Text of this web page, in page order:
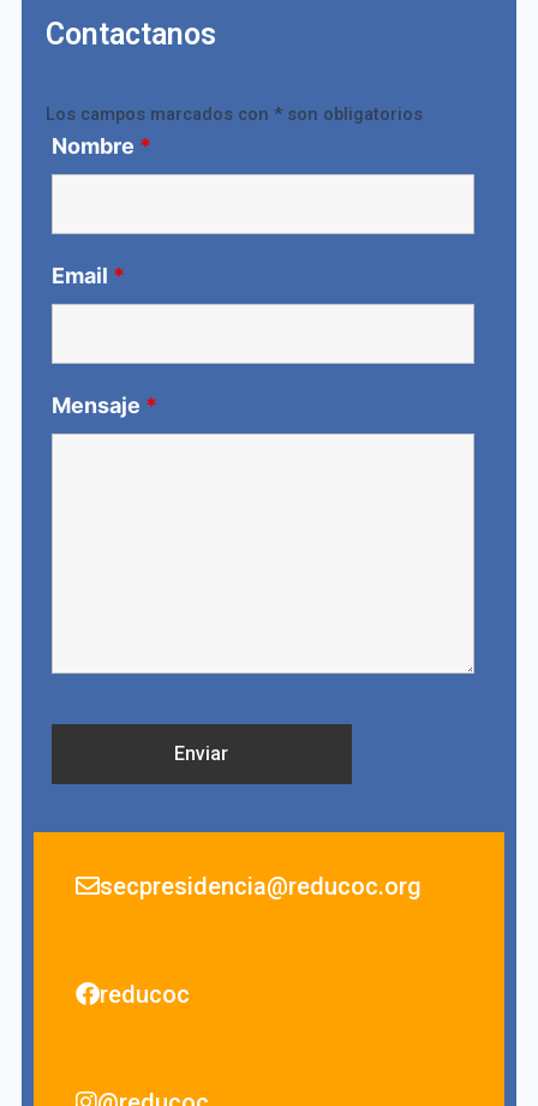
Contactanos
Los campos marcados con * son obligatorios
Nombre *
Email *
Mensaje *
secpresidencia@reducoc.org
reducoc